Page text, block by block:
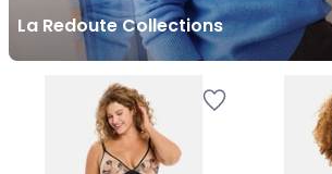
La Redoute Collections